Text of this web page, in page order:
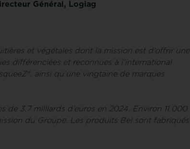
Général, Logiag
et végétales dont la mission est d’offrir une
différenciées et reconnues à l’international
ainsi qu’une vingtaine de marques
3,7 milliards d’euros en 2024. Environ 11 000
du Groupe. Les produits Bel sont fabriqués